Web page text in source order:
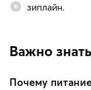
зиплайн.
Важно знать
Почему